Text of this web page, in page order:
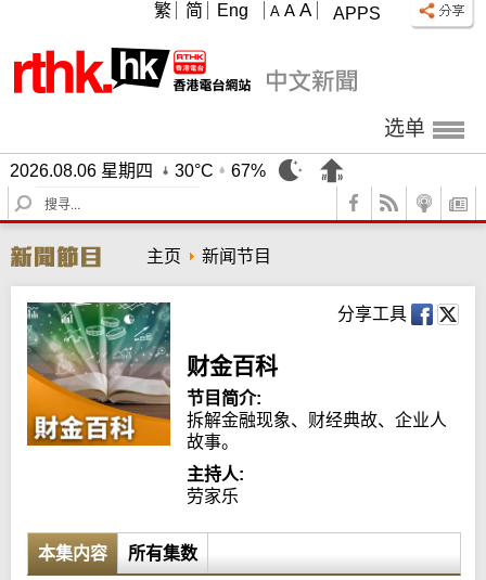
APPS
A A A
繁 简 Eng
选单
2026.08.06 星期四 30°C
67%
S
e
r
c
h
主页 新闻节目
分享工具
财金百科
节目简介:
拆解金融现象、财经典故、企业人
故事。
主持人:
劳家乐
本集内容 所有集数